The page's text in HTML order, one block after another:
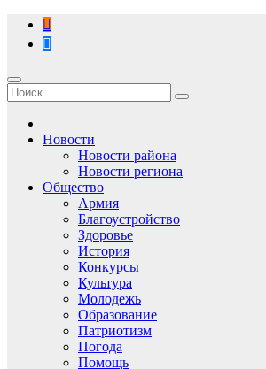
Перейти
содержимому
Новости
Новости района
Новости региона
Общество
Армия
Благоустройство
Здоровье
История
Конкурсы
Культура
Молодежь
Образование
Патриотизм
Погода
Помощь